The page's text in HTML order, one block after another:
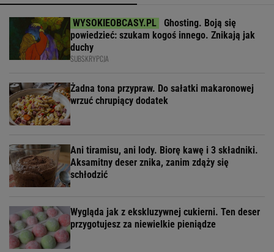
Ghosting. Boją się
powiedzieć: szukam kogoś innego. Znikają jak
duchy
SUBSKRYPCJA
Żadna tona przypraw. Do sałatki makaronowej
wrzuć chrupiący dodatek
Ani tiramisu, ani lody. Biorę kawę i 3 składniki.
Aksamitny deser znika, zanim zdąży się
schłodzić
Wygląda jak z ekskluzywnej cukierni. Ten deser
przygotujesz za niewielkie pieniądze